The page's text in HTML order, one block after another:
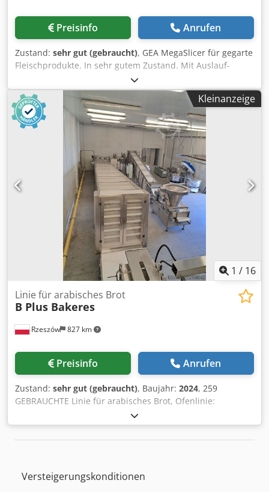
Preisinfo Anrufen
Zustand: sehr gut (gebraucht), GEA MegaSlicer für gegarte
Fleischprodukte. In sehr gutem Zustand. Mit Auslauf-
Förderband (nicht auf den Fotos abgebildet). Djdpfx Ajx Ni
H Eskrsck
Kleinanzeige
1 / 16
Rzeszów 827 km
Linie für arabisches Brot
B Plus Bakeres
Preisinfo Anrufen
Zustand: sehr gut (gebraucht), Baujahr: 2024, 259
GEBRAUCHTE Linie für arabisches Brot, Ofenlinie:
TECHNISCHE DATEN: - Leistung: 3.500–9.000 Stk./h, -
Durchmesser: 15–38 cm, - Anzahl der Reihen: max. 3, -
Arbeitsbreite: 100 cm, - Baujahr: 2024. AUSSTATTUNG: -
Kühlband: 80 m, - Stacker (Zähl- und Stapelvorrichtung).
Versteigerungskonditionen